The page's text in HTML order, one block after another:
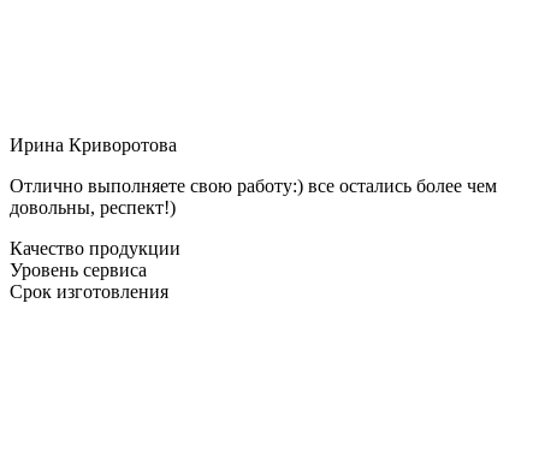
Ирина Криворотова
Отлично выполняете свою работу:) все остались более чем
довольны, респект!)
Качество продукции
Уровень сервиса
Срок изготовления